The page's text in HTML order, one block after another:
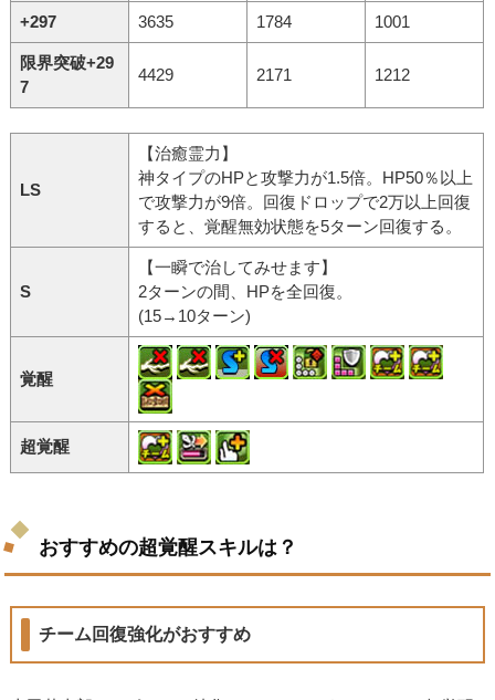
+297 3635 1784 1001
限界突破+29
7
4429 2171 1212
LS
【治癒霊力】
神タイプのHPと攻撃力が1.5倍。HP50％以上
で攻撃力が9倍。回復ドロップで2万以上回復
すると、覚醒無効状態を5ターン回復する。
S
【一瞬で治してみせます】
2ターンの間、HPを全回復。
(15→10ターン)
覚醒
超覚醒
おすすめの超覚醒スキルは？
チーム回復強化がおすすめ